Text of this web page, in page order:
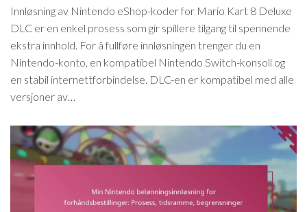
Innløsning av Nintendo eShop-koder for Mario Kart 8 Deluxe
DLC er en enkel prosess som gir spillere tilgang til spennende
ekstra innhold. For å fullføre innløsningen trenger du en
Nintendo-konto, en kompatibel Nintendo Switch-konsoll og
en stabil internettforbindelse. DLC-en er kompatibel med alle
versjoner av…